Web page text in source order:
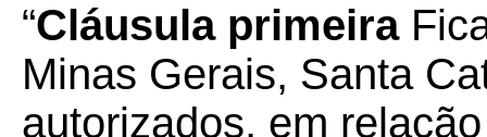
“Cláusula primeira
Minas Gerais, Santa
autorizados, em